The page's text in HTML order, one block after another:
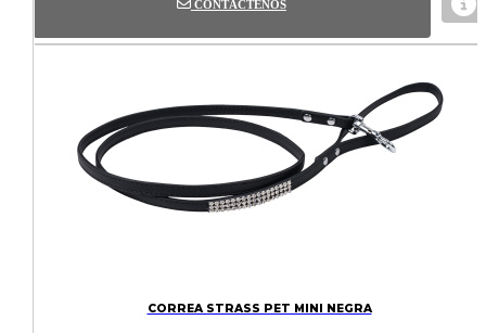
CONTÁCTENOS
CORREA STRASS PET MINI NEGRA